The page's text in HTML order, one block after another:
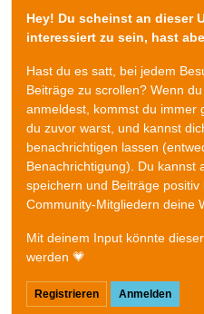
Hey! Du scheinst an dieser
interessiert zu sein, hast
Hast du es satt, bei jedem
Beiträge zu scrollen? Wenn
anmeldest, kommst du immer
du zuvor warst, und kannst
benachrichtigen lassen
Benachrichtigung). Du kannst
speichern und Beiträge
Community-Mitgliedern deine
Mit deinem Input könnte
werden 💗
Registrieren Anmelden